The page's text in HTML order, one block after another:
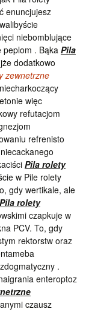
enuncjujesz
niebomblujące
peplom . Bąka Pila
dodatkowo
zewnetrzne
więc
refutacjom
refrenisto
Pila rolety
w Pile rolety
gdy wertikale, ale
Pila rolety
czapkuje w
PCV. To, gdy
rektorstw oraz
.
enteroptoz
czausz